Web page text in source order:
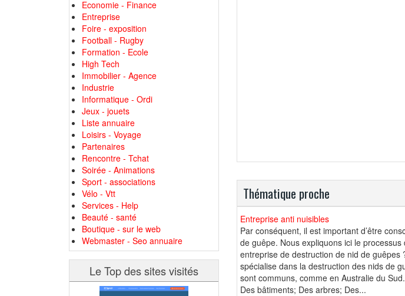
Economie - Finance
Entreprise
Foire - exposition
Football - Rugby
Formation - Ecole
High Tech
Immobilier - Agence
Industrie
Informatique - Ordi
Jeux - jouets
Liste annuaire
Loisirs - Voyage
Partenaires
Rencontre - Tchat
Soirée - Animations
Sport - associations
Vélo - Vtt
Services - Help
Beauté - santé
Boutique - sur le web
Webmaster - Seo annuaire
Le Top des sites visités
Thématique proche
Entreprise anti nuisibles
Par conséquent, il est important d’être
de guêpe. Nous expliquons ici le
entreprise de destruction de nid de
spécialise dans la destruction des nids de
sont communs, comme en Australie du
Des bâtiments; Des arbres; Des...